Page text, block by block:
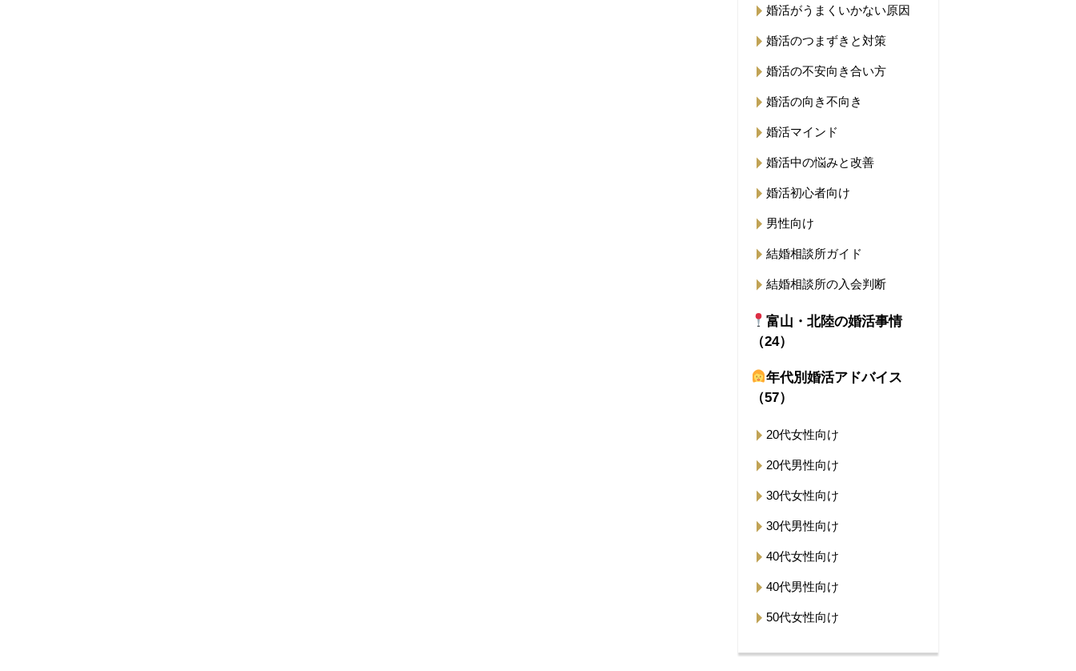
婚活がうまくいかない原因
婚活のつまずきと対策
婚活の不安向き合い方
婚活の向き不向き
婚活マインド
婚活中の悩みと改善
婚活初心者向け
男性向け
結婚相談所ガイド
結婚相談所の入会判断
富山・北陸の婚活事情
（24）
年代別婚活アドバイス
（57）
20代女性向け
20代男性向け
30代女性向け
30代男性向け
40代女性向け
40代男性向け
50代女性向け